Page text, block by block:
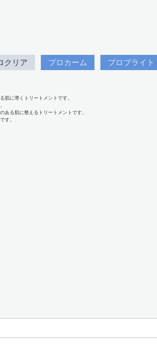
クリア プロカーム プロブライト
肌に導くトリートメントです。
ある肌に整えるトリートメントです。
す。